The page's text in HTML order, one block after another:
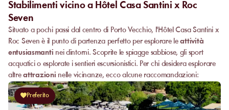
Stabilimenti vicino a Hôtel Casa Santini x Roc
Seven
Situato a pochi passi dal centro di Porto Vecchio, l'Hôtel Casa Santini x
Roc Seven è il punto di partenza perfetto per esplorare leattività
entusiasmanti nei dintorni. Scoprite le spiagge sabbiose, gli sport
acquatici o esplorate i sentieri escursionistici. Per chi desidera esplorare
altreattrazioni nelle vicinanze, ecco alcune raccomandazioni:
Preferito